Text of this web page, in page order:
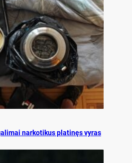
narkotikus platinęs vyras